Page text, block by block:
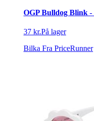
OGP Bulldog Blink -
37 kr.På lager
Bilka Fra PriceRunner